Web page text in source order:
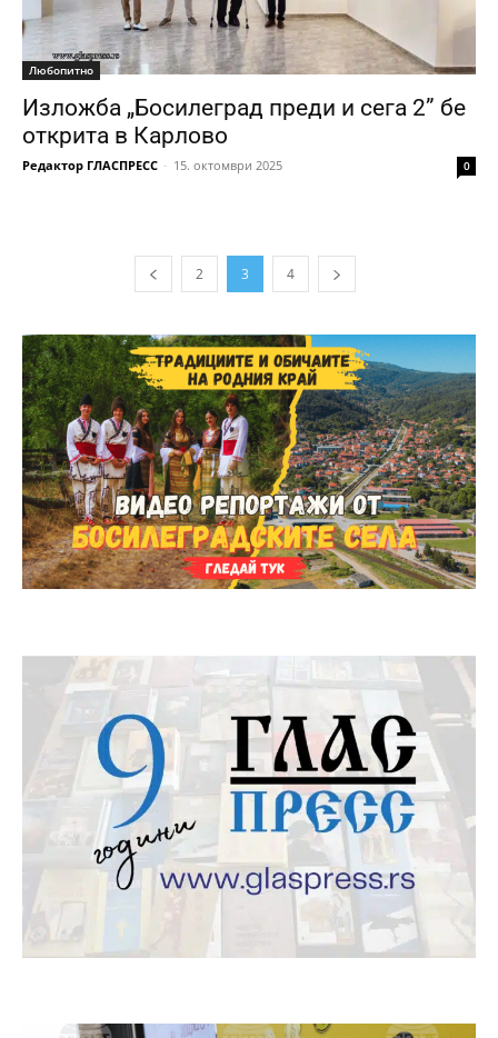
Любопитно
Изложба „Босилеград преди и сега 2” бе
открита в Карлово
Редактор ГЛАСПРЕСС - 15. октомври 2025 0
2 3 4